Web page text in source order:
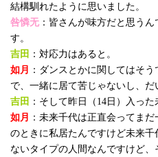
結構馴れたように思いました。
咎憐无：皆さんが味方だと思う
す。
吉田 ：対応力はあると。
如月
：ダンスとかに関してはそ
で、一緒に居て苦じゃないし、だ
吉田 ：そして昨日（14日）入った
如月
：未来千代は正直会ってま
のときに私居たんですけど未来
ないタイプの人間なんですけど